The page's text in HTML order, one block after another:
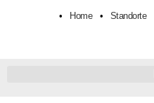
• Home • Standorte